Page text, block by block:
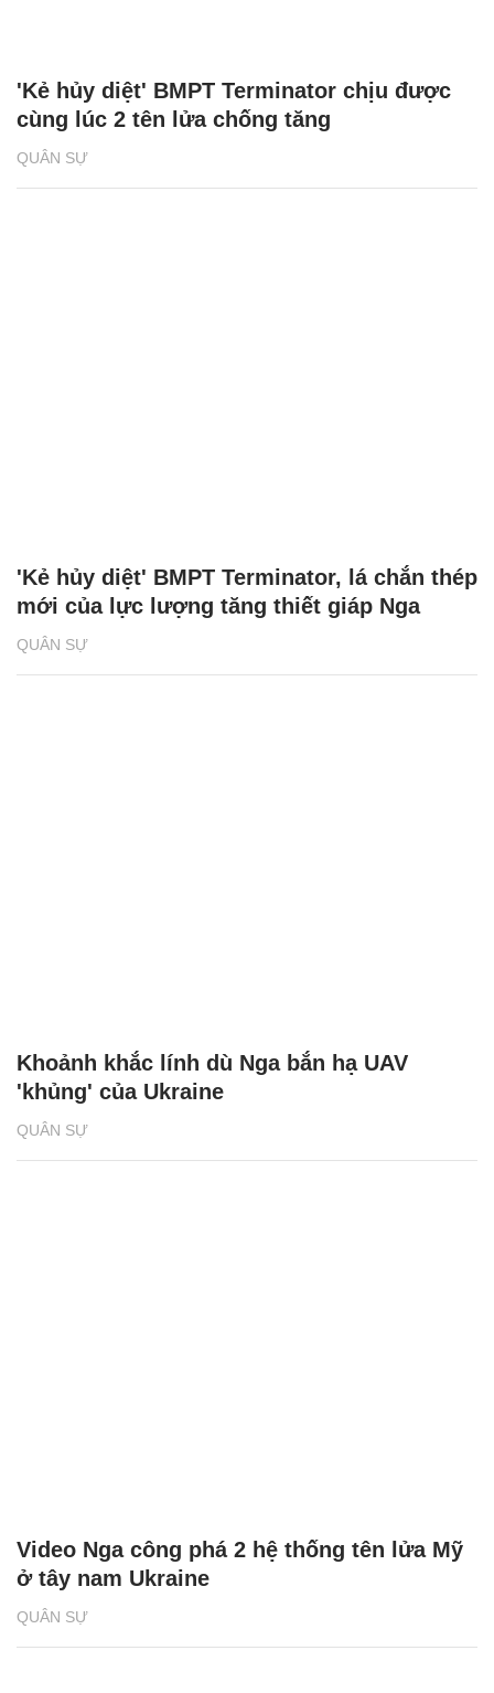
QUÂN SỰ
'Kẻ hủy diệt' BMPT Terminator chịu được
cùng lúc 2 tên lửa chống tăng
QUÂN SỰ
'Kẻ hủy diệt' BMPT Terminator, lá chắn thép
mới của lực lượng tăng thiết giáp Nga
QUÂN SỰ
Khoảnh khắc lính dù Nga bắn hạ UAV
'khủng' của Ukraine
QUÂN SỰ
Video Nga công phá 2 hệ thống tên lửa Mỹ
ở tây nam Ukraine